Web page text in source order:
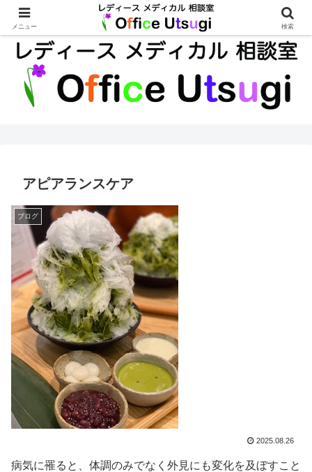
経験豊富な女性産婦人科医が、様々なご相談に応じます
アピアランスケア
ブログ
2025.08.26
病気に罹ると、体調のみでなく外見にも変化を及ぼすこと
メニュー 検索